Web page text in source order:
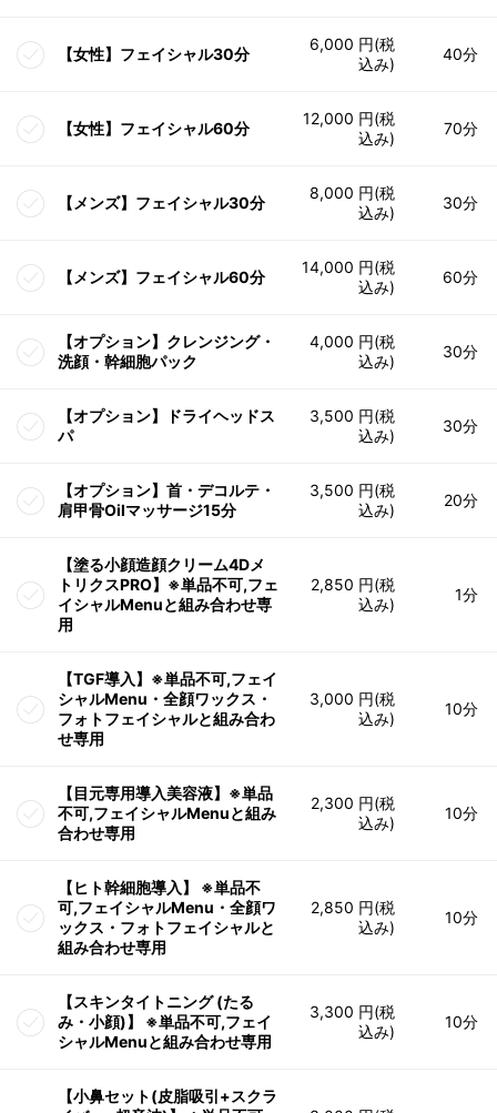
【女性】フェイシャル30分
6,000 円(税
込み)
40分
【女性】フェイシャル60分
12,000 円(税
込み)
70分
【メンズ】フェイシャル30分
8,000 円(税
込み)
30分
【メンズ】フェイシャル60分
14,000 円(税
込み)
60分
【オプション】クレンジング・
洗顔・幹細胞パック
4,000 円(税
込み)
30分
【オプション】ドライヘッドス
パ
3,500 円(税
込み)
30分
【オプション】首・デコルテ・
肩甲骨Oilマッサージ15分
3,500 円(税
込み)
20分
【塗る小顔造顔クリーム4Dメ
トリクスPRO】※単品不可,フェ
イシャルMenuと組み合わせ専
用
2,850 円(税
込み)
1分
【TGF導入】※単品不可,フェイ
シャルMenu・全顔ワックス・
フォトフェイシャルと組み合わ
せ専用
3,000 円(税
込み)
10分
【目元専用導入美容液】※単品
不可,フェイシャルMenuと組み
合わせ専用
2,300 円(税
込み)
10分
【ヒト幹細胞導入】 ※単品不
可,フェイシャルMenu・全顔ワ
ックス・フォトフェイシャルと
組み合わせ専用
2,850 円(税
込み)
10分
【スキンタイトニング (たる
み・小顔)】 ※単品不可,フェイ
シャルMenuと組み合わせ専用
3,300 円(税
込み)
10分
【小鼻セット(皮脂吸引+スクラ